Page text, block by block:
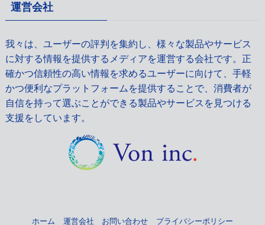
運営会社
我々は、ユーザーの評判を集約し、様々な製品やサービス
に対する情報を提供するメディアを運営する会社です。正
確かつ信頼性の高い情報を求めるユーザーに向けて、手軽
かつ便利なプラットフォームを提供することで、消費者が
自信を持って選ぶことができる製品やサービスを見つける
支援をしています。
ホーム 運営会社 お問い合わせ プライバシーポリシー